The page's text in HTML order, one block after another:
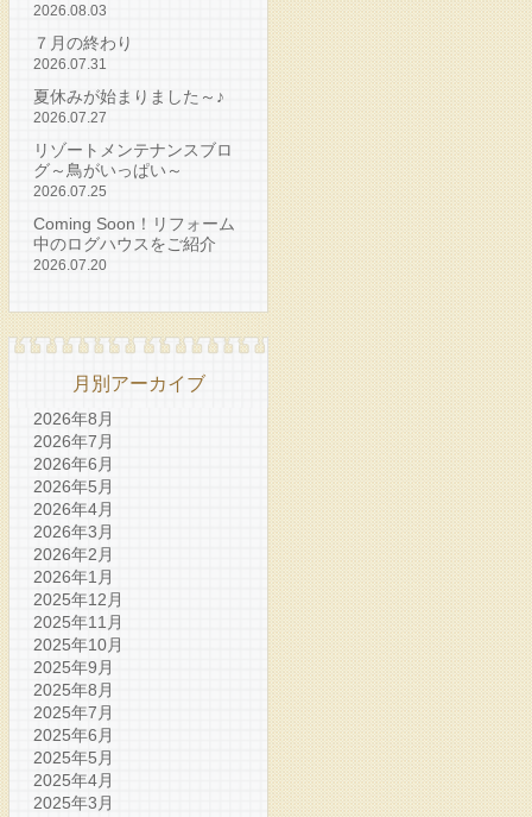
2026.08.03
７月の終わり
2026.07.31
夏休みが始まりました～♪
2026.07.27
リゾートメンテナンスブロ
グ～鳥がいっぱい～
2026.07.25
Coming Soon！リフォーム
中のログハウスをご紹介
2026.07.20
月別アーカイブ
2026年8月
2026年7月
2026年6月
2026年5月
2026年4月
2026年3月
2026年2月
2026年1月
2025年12月
2025年11月
2025年10月
2025年9月
2025年8月
2025年7月
2025年6月
2025年5月
2025年4月
2025年3月